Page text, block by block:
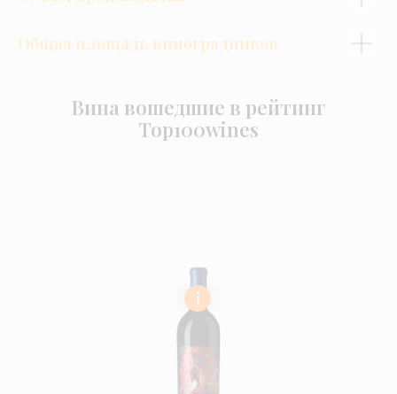
Общая площадь виноградников
Вина вошедшие в рейтинг
Top100wines